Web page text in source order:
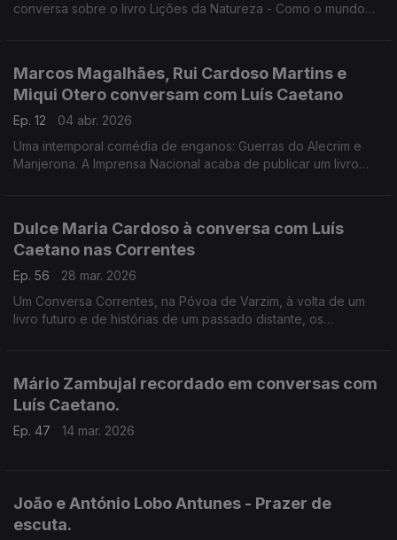
conversa sobre o livro Lições da Natureza - Como o mundo
Marcos Magalhães, Rui Cardoso Martins e
Miqui Otero conversam com Luís Caetano
Ep. 12
04 abr. 2026
Uma intemporal comédia de enganos: Guerras do Alecrim e
Manjerona. A Imprensa Nacional acaba de publicar um livro
Dulce Maria Cardoso à conversa com Luís
Caetano nas Correntes
Ep. 56
28 mar. 2026
Um Conversa Correntes, na Póvoa de Varzim, à volta de um
livro futuro e de histórias de um passado distante, os
Mário Zambujal recordado em conversas com
Luís Caetano.
Ep. 47 14 mar. 2026
João e António Lobo Antunes - Prazer de
escuta.